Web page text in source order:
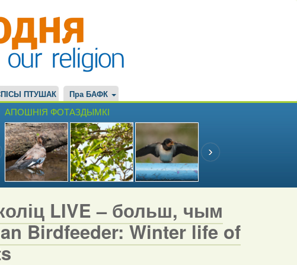
ПТУШАК Пра БАФК
АПОШНІЯ ФОТАЗДЫМКІ
LIVE – больш, чым
Birdfeeder: Winter life of